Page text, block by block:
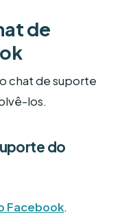
de
chat de suporte
los.
do
Facebook.